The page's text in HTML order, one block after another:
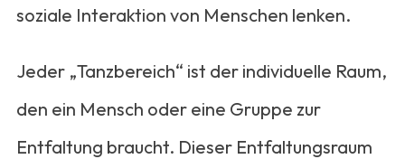
soziale Interaktion von Menschen lenken.
Jeder „Tanzbereich“ ist der individuelle Raum,
den ein Mensch oder eine Gruppe zur
Entfaltung braucht. Dieser Entfaltungsraum